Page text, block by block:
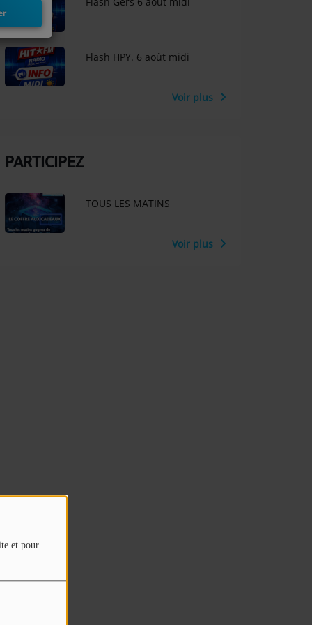
et pour
Flash HPY. 6 août midi
Voir plus
PARTICIPEZ
TOUS LES MATINS
Voir plus